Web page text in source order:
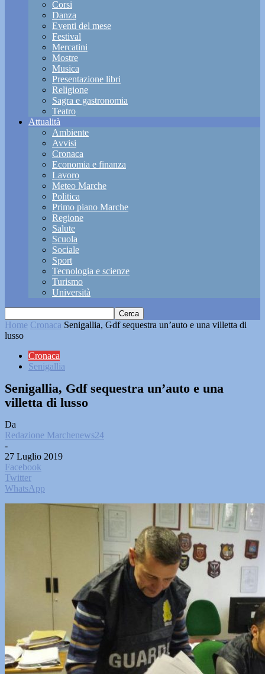
Corsi
Danza
Eventi del mese
Festival
Mercatini
Mostre
Musica
Presentazione libri
Religione
Sagra e gastronomia
Teatro
Attualità
Ambiente
Avvisi
Cronaca
Economia e finanza
Lavoro
Meteo Marche
Politica
Primo piano Marche
Regione
Salute
Scuola
Sociale
Sport
Tecnologia e scienze
Turismo
Università
Home Cronaca Senigallia, Gdf sequestra un’auto e una villetta di
lusso
Cronaca
Senigallia
Senigallia, Gdf sequestra un’auto e una
villetta di lusso
Da
Redazione Marchenews24
-
27 Luglio 2019
Facebook
Twitter
WhatsApp